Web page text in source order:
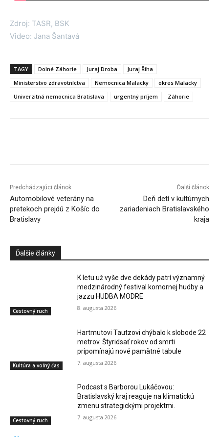
Zdroj: TASR, BSK
Video: Jana Šantavá
TAGY Dolné Záhorie Juraj Droba
Juraj Říha
Ministerstvo zdravotníctva
Nemocnica Malacky
okres Malacky
Univerzitná nemocnica Bratislava
urgentný príjem Záhorie
Predchádzajúci článok
Automobilové veterány na
pretekoch prejdú z Košíc do
Bratislavy
Ďalší článok
Deň detí v kultúrnych
zariadeniach Bratislavského
kraja
Ďalšie články
Cestovný ruch
K letu už vyše dve dekády patrí významný
medzinárodný festival komornej hudby a
jazzu HUDBA MODRE
8. augusta 2026
Kultúra a voľný čas
Hartmutovi Tautzovi chýbalo k slobode 22
metrov. Štyridsať rokov od smrti
pripomínajú nové pamätné tabule
7. augusta 2026
Cestovný ruch
Podcast s Barborou Lukáčovou:
Bratislavský kraj reaguje na klimatickú
zmenu strategickými projektmi.
7. augusta 2026